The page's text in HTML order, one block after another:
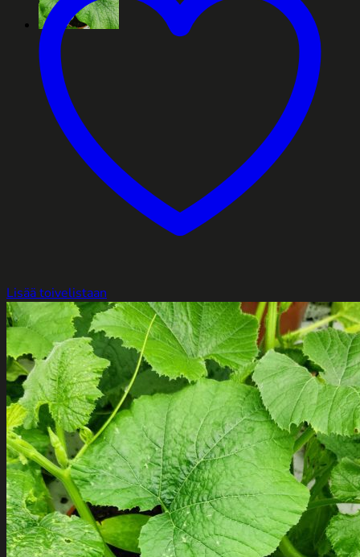
Lisää toivelistaan